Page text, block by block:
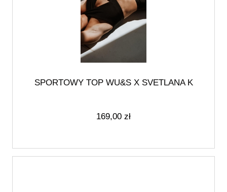
SPORTOWY TOP WU&S X SVETLANA K
169,00 zł